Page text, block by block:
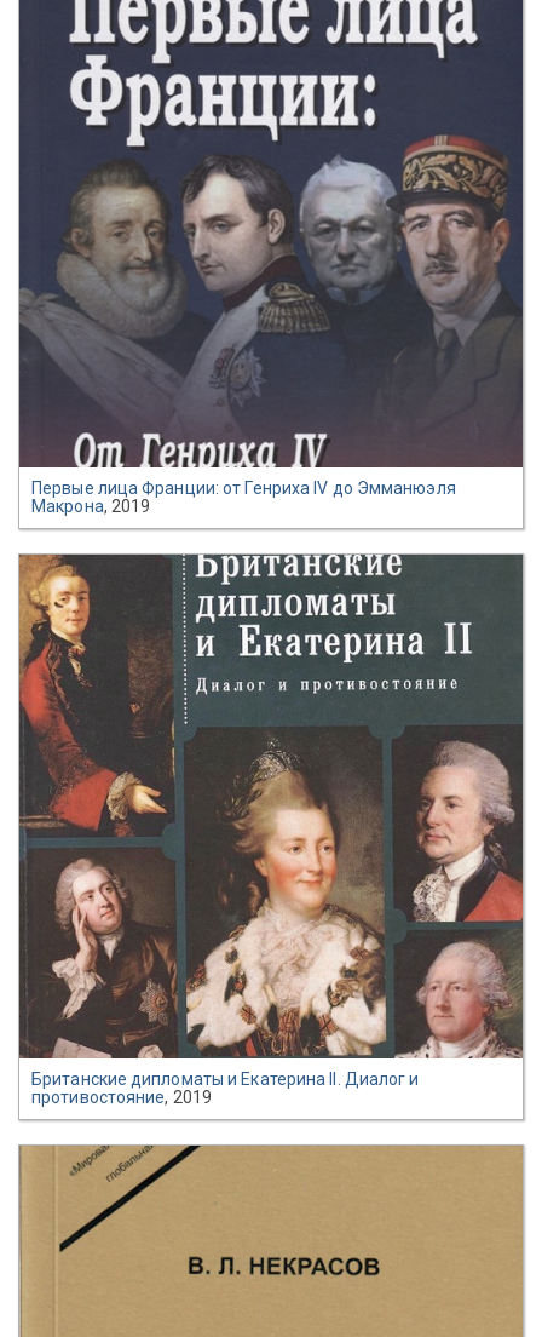
Первые лица Франции: от Генриха IV до Эмманюэля
Макрона, 2019
Британские дипломаты и Екатерина II. Диалог и
противостояние, 2019